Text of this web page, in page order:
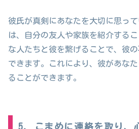
彼氏が真剣にあなたを大切に思っ
は、自分の友人や家族を紹介する
な人たちと彼を繋げることで、彼
できます。これにより、彼があな
ることができます。
5. こまめに連絡を取り、